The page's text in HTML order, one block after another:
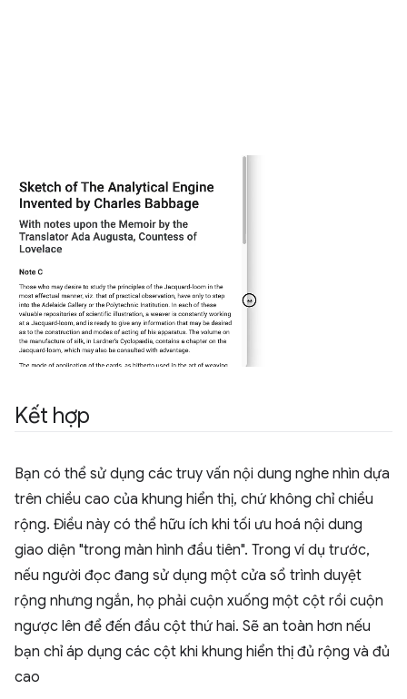
Kết hợp
Bạn có thể sử dụng các truy vấn nội dung nghe nhìn dựa
trên chiều cao của khung hiển thị, chứ không chỉ chiều
rộng. Điều này có thể hữu ích khi tối ưu hoá nội dung
giao diện "trong màn hình đầu tiên". Trong ví dụ trước,
nếu người đọc đang sử dụng một cửa sổ trình duyệt
rộng nhưng ngắn, họ phải cuộn xuống một cột rồi cuộn
ngược lên để đến đầu cột thứ hai. Sẽ an toàn hơn nếu
bạn chỉ áp dụng các cột khi khung hiển thị đủ rộng và đủ
cao